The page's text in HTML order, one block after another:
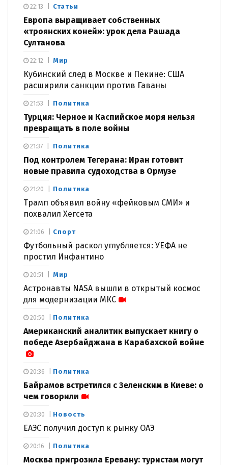
Статьи
Европа выращивает собственных
«троянских коней»: урок дела Рашада
Султанова
22:13
Мир
Кубинский след в Москве и Пекине: США
расширили санкции против Гаваны
22:12
Политика
Турция: Черное и Каспийское моря нельзя
превращать в поле войны
21:53
Политика
Под контролем Тегерана: Иран готовит
новые правила судоходства в Ормузе
21:37
Политика
Трамп объявил войну «фейковым СМИ» и
похвалил Хегсета
21:20
Спорт
Футбольный раскол углубляется: УЕФА не
простил Инфантино
21:06
Мир
Астронавты NASA вышли в открытый космос
для модернизации МКС
20:51
Политика
Американский аналитик выпускает книгу о
победе Азербайджана в Карабахской войне
20:50
Политика
Байрамов встретился с Зеленским в Киеве: о
чем говорили
20:36
Новость
ЕАЭС получил доступ к рынку ОАЭ
20:30
Политика
Москва пригрозила Еревану: туристам могут
20:16